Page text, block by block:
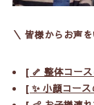
＼ 皆様からお声
[ 🦴 整体コー
[ ✨ 小顔コース